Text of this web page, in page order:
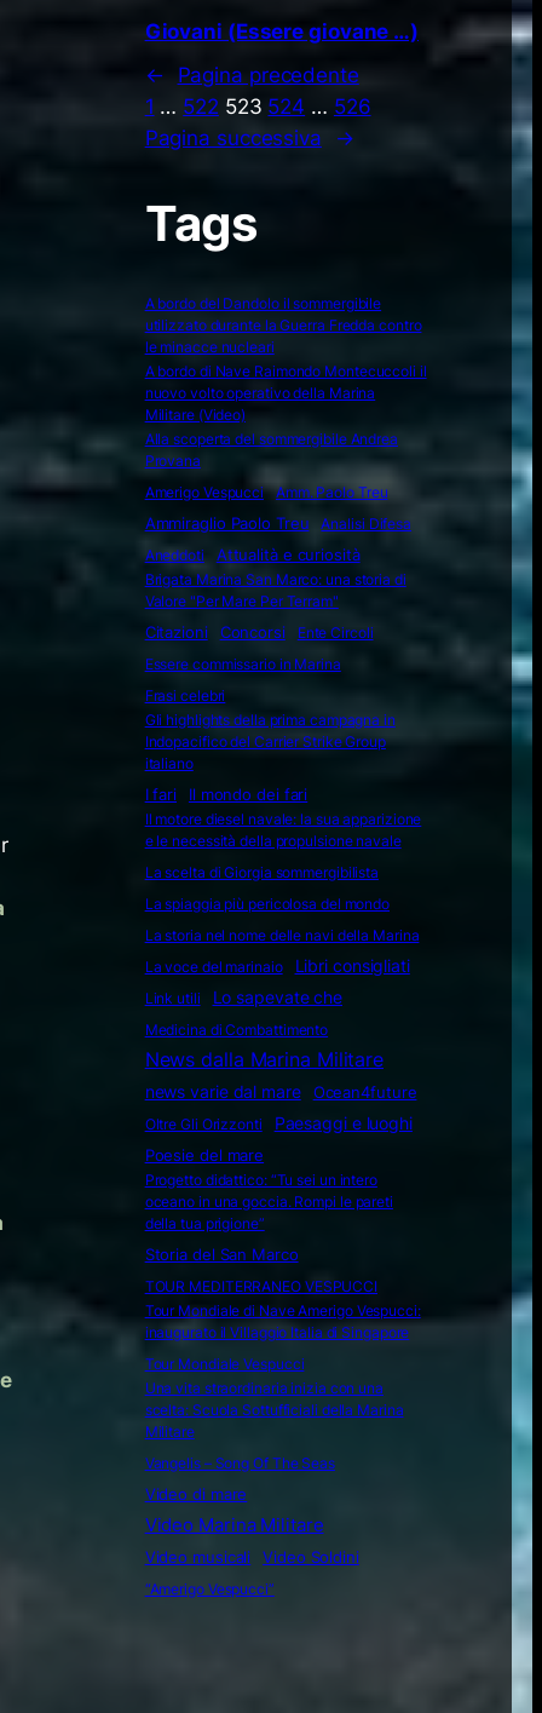
Giovani (Essere giovane …)
←
Pagina precedente
1 … 522 523 524 … 526
Pagina successiva
→
Tags
A bordo del Dandolo il sommergibile
utilizzato durante la Guerra Fredda contro
le minacce nucleari
A bordo di Nave Raimondo Montecuccoli il
nuovo volto operativo della Marina
Militare (Video)
Alla scoperta del sommergibile Andrea
Provana
Amerigo Vespucci
Amm. Paolo Treu
Ammiraglio Paolo Treu
Analisi Difesa
Aneddoti
Attualità e curiosità
Brigata Marina San Marco: una storia di
Valore "Per Mare Per Terram"
Citazioni
Concorsi
Ente Circoli
Essere commissario in Marina
Frasi celebri
Gli highlights della prima campagna in
Indopacifico del Carrier Strike Group
italiano
I fari
Il mondo dei fari
Il motore diesel navale: la sua apparizione
e le necessità della propulsione navale
La scelta di Giorgia sommergibilista
La spiaggia più pericolosa del mondo
La storia nel nome delle navi della Marina
La voce del marinaio
Libri consigliati
Link utili Lo sapevate che
Medicina di Combattimento
News dalla Marina Militare
news varie dal mare Ocean4future
Oltre Gli Orizzonti
Paesaggi e luoghi
Poesie del mare
Progetto didattico: “Tu sei un intero
oceano in una goccia. Rompi le pareti
della tua prigione”
Storia del San Marco
TOUR MEDITERRANEO VESPUCCI
Tour Mondiale di Nave Amerigo Vespucci:
inaugurato il Villaggio Italia di Singapore
Tour Mondiale Vespucci
Una vita straordinaria inizia con una
scelta: Scuola Sottufficiali della Marina
Militare
Vangelis – Song Of The Seas
Video di mare
Video Marina Militare
Video musicali
Video Soldini
“Amerigo Vespucci”